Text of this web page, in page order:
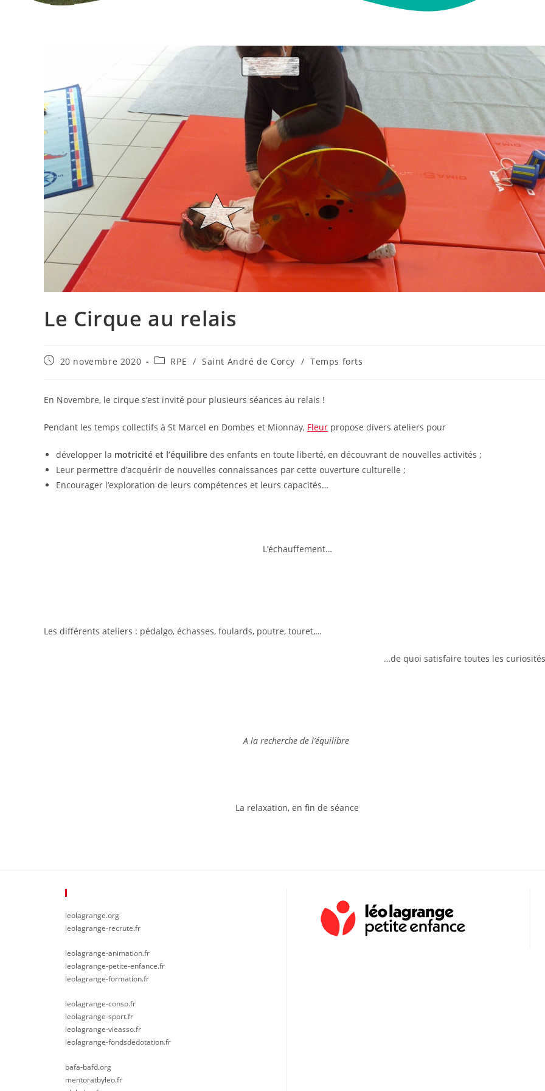
Le Cirque au relais
Publication
20 novembre 2020
PostRPE / Saint André de Corcy / Temps forts
En Novembre, le cirque s’est invité pour plusieurs séances au relais !
Pendant les temps collectifs à St Marcel en Dombes et Mionnay, Fleur propose divers ateliers pour
développer la motricité et l’équilibre des enfants en toute liberté, en découvrant de nouvelles activités ;
Leur permettre d’acquérir de nouvelles connaissances par cette ouverture culturelle ;
Encourager l’exploration de leurs compétences et leurs capacités…
L’échauffement…
Les différents ateliers : pédalgo, échasses, foulards, poutre, touret,…
…de quoi satisfaire toutes les
A la recherche de l’équilibre
La relaxation, en fin de séance
leolagrange.org
leolagrange-recrute.fr
leolagrange-animation.fr
leolagrange-petite-enfance.fr
leolagrange-formation.fr
leolagrange-conso.fr
leolagrange-sport.fr
leolagrange-vieasso.fr
leolagrange-fondsdedotation.fr
bafa-bafd.org
mentoratbyleo.fr